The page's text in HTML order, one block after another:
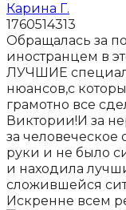
Карина Г.
1760514313
Обращалась за
иностранцем в
ЛУЧШИЕ
нюансов,с
грамотно все
Виктории!И за
за человеческое
руки и не было
и находила
сложившейся
Искренне всем